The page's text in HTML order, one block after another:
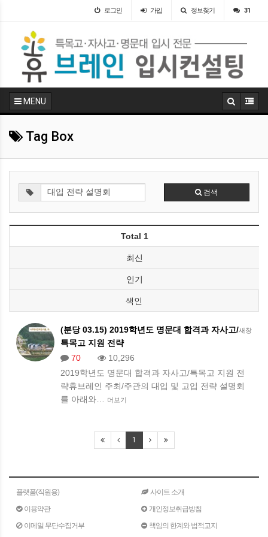
로그인 가입 정보찾기 31
MENU
Tag Box
검색
Total 1
최신
인기
색인
새창
(분당 03.15) 2019학년도 명문대 합격과 자사고/
특목고 지원 전략
70
10,296
2019학년도 명문대 합격과 자사고/특목고 지원 전
략휴브레인 주최/주관의 대입 및 고입 전략 설명회
를 아래와…
더보기
1
플랫폼(직원용)
사이트 소개
이용약관
개인정보취급방침
이메일 무단수집거부
책임의 한계와 법적고지